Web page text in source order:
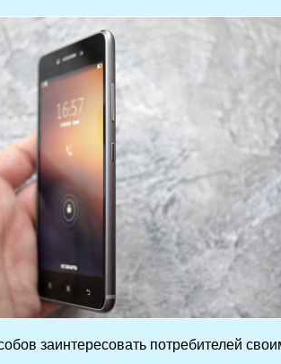
заинтересовать потребителей